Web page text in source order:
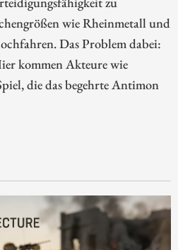
wie Rheinmetall und
Das Problem dabei:
kommen Akteure wie
die das begehrte Antimon